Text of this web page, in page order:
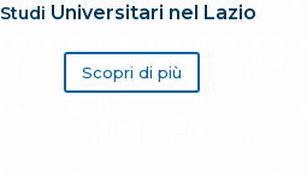
Studi Universitari nel Lazio
Scopri di più